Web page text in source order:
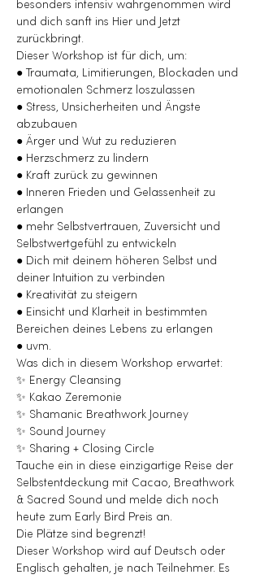
besonders intensiv wahrgenommen wird
und dich sanft ins Hier und Jetzt
zurückbringt.
Dieser Workshop ist für dich, um:
● Traumata, Limitierungen, Blockaden und
emotionalen Schmerz loszulassen
● Stress, Unsicherheiten und Ängste
abzubauen
● Ärger und Wut zu reduzieren
● Herzschmerz zu lindern
● Kraft zurück zu gewinnen
● Inneren Frieden und Gelassenheit zu
erlangen
● mehr Selbstvertrauen, Zuversicht und
Selbstwertgefühl zu entwickeln
● Dich mit deinem höheren Selbst und
deiner Intuition zu verbinden
● Kreativität zu steigern
● Einsicht und Klarheit in bestimmten
Bereichen deines Lebens zu erlangen
● uvm.
Was dich in diesem Workshop erwartet:
✨ Energy Cleansing
✨ Kakao Zeremonie
✨ Shamanic Breathwork Journey
✨ Sound Journey
✨ Sharing + Closing Circle
Tauche ein in diese einzigartige Reise der
Selbstentdeckung mit Cacao, Breathwork
& Sacred Sound und melde dich noch
heute zum Early Bird Preis an.
Die Plätze sind begrenzt!
Dieser Workshop wird auf Deutsch oder
Englisch gehalten, je nach Teilnehmer. Es